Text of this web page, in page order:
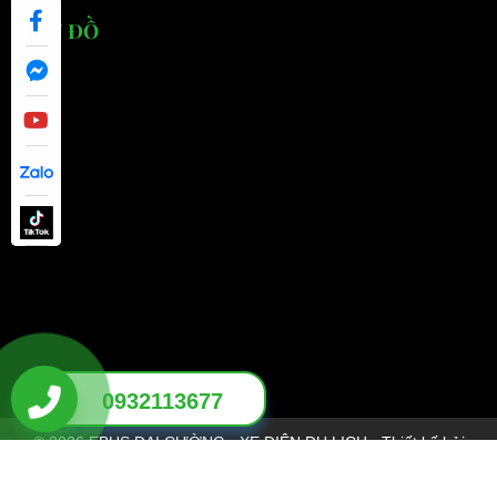
BẢN ĐỒ
© 2026 EBUS ĐẠI CƯỜNG - XE ĐIỆN DU LỊCH - Thiết kế bởi
0932113677